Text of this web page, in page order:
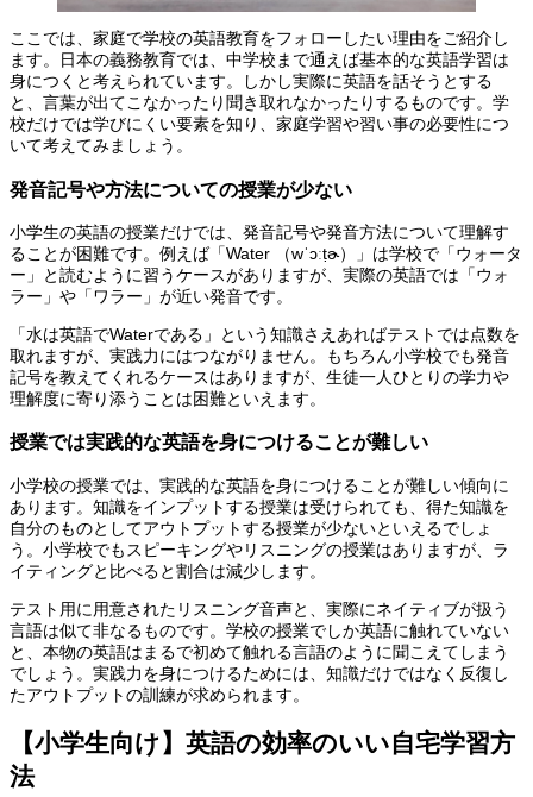
ここでは、家庭で学校の英語教育をフォローしたい理由をご紹介し
ます。日本の義務教育では、中学校まで通えば基本的な英語学習は
身につくと考えられています。しかし実際に英語を話そうとする
と、言葉が出てこなかったり聞き取れなかったりするものです。学
校だけでは学びにくい要素を知り、家庭学習や習い事の必要性につ
いて考えてみましょう。
発音記号や方法についての授業が少ない
小学生の英語の授業だけでは、発音記号や発音方法について理解す
ることが困難です。例えば「Water （wˈɔːṭɚ）」は学校で「ウォータ
ー」と読むように習うケースがありますが、実際の英語では「ウォ
ラー」や「ワラー」が近い発音です。
「水は英語でWaterである」という知識さえあればテストでは点数を
取れますが、実践力にはつながりません。もちろん小学校でも発音
記号を教えてくれるケースはありますが、生徒一人ひとりの学力や
理解度に寄り添うことは困難といえます。
授業では実践的な英語を身につけることが難しい
小学校の授業では、実践的な英語を身につけることが難しい傾向に
あります。知識をインプットする授業は受けられても、得た知識を
自分のものとしてアウトプットする授業が少ないといえるでしょ
う。小学校でもスピーキングやリスニングの授業はありますが、ラ
イティングと比べると割合は減少します。
テスト用に用意されたリスニング音声と、実際にネイティブが扱う
言語は似て非なるものです。学校の授業でしか英語に触れていない
と、本物の英語はまるで初めて触れる言語のように聞こえてしまう
でしょう。実践力を身につけるためには、知識だけではなく反復し
たアウトプットの訓練が求められます。
【小学生向け】英語の効率のいい自宅学習方
法